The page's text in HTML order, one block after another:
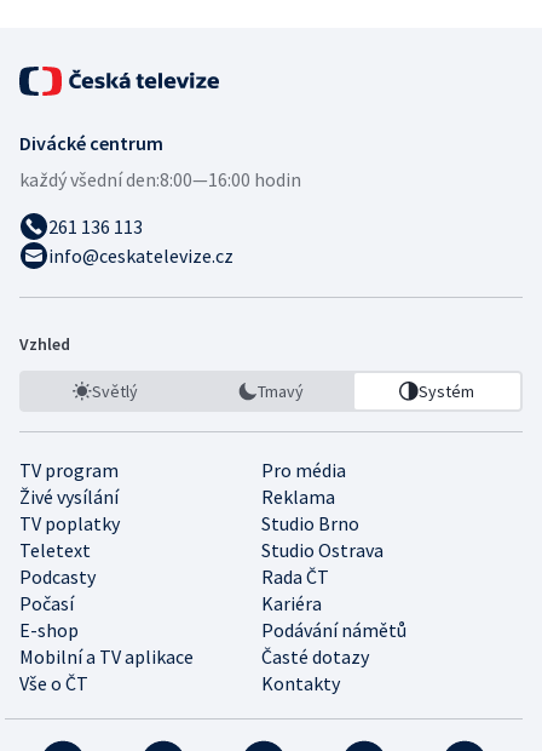
Divácké centrum
každý všední den:8:00—16:00 hodin
261 136 113
info@ceskatelevize.cz
Vzhled
Světlý Tmavý Systém
TV program
Pro média
Živé vysílání
Reklama
TV poplatky
Studio Brno
Teletext
Studio Ostrava
Podcasty
Rada ČT
Počasí
Kariéra
E-shop
Podávání námětů
Mobilní a TV aplikace
Časté dotazy
Vše o ČT
Kontakty